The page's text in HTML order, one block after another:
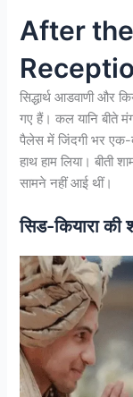
After
सिद्धार्थ आडवाणी और
गए हैं। कल यानि बीते
पैलेस में जिंदगी भर
हाथ हाम लिया। बीती
सामने नहीं आई थीं।
सिड-कियारा की